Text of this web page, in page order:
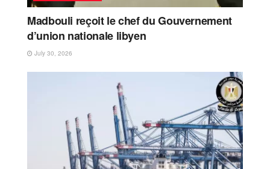
Madbouli reçoit le chef du Gouvernement
d’union nationale libyen
July 30, 2026